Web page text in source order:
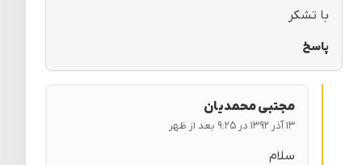
با تشکر
پاسخ
مجتبی محمدیان
۱۳ آذر ۱۳۹۲ در ۹:۲۵ بعد از ظهر
سلام